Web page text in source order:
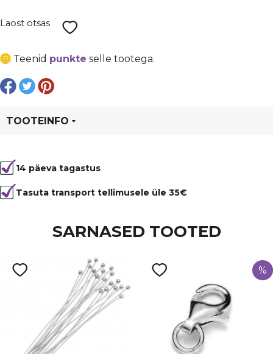
Laost otsas
Teenid punkte selle tootega.
TOOTEINFO
14 päeva tagastus
Tasuta transport tellimusele üle 35€
SARNASED TOOTED
%